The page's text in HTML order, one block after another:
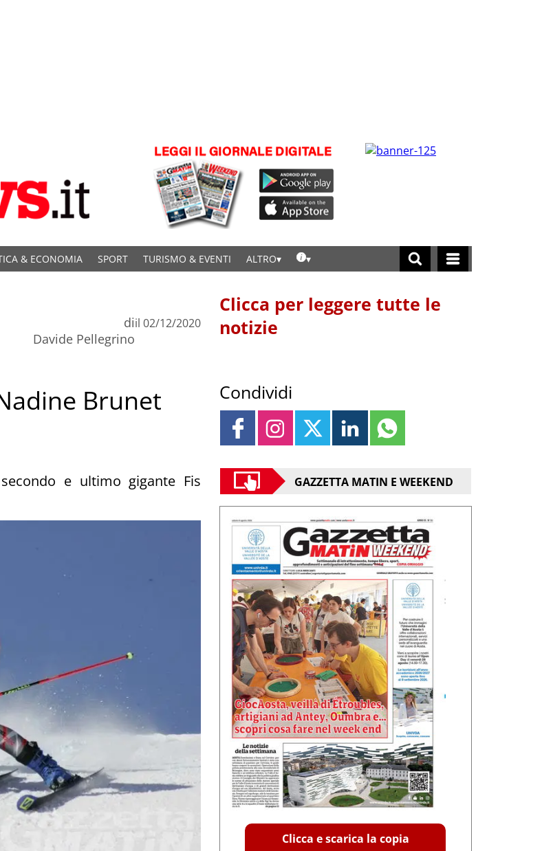
& ECONOMIA SPORT TURISMO & EVENTI ALTRO
di
Davide Pellegrino
il 02/12/2020
Brunet
e ultimo gigante Fis
Clicca per leggere tutte le
notizie
Condividi
GAZZETTA MATIN E WEEKEND
Clicca e scarica la copia